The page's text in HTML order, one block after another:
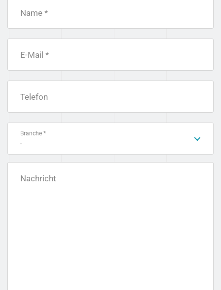
Name *
E-Mail *
Telefon
Branche *
-
Nachricht